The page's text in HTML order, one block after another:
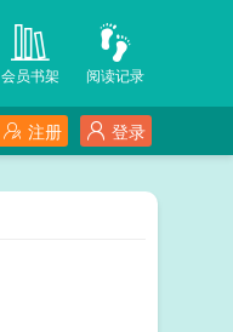
阅读记录
会员书架
登录
注册